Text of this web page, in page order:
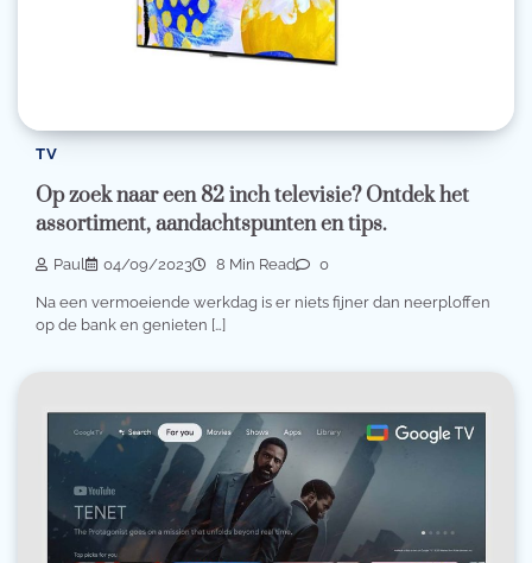
TV
Op zoek naar een 82 inch televisie? Ontdek het
assortiment, aandachtspunten en tips.
Paul 04/09/2023 8 Min Read 0
Na een vermoeiende werkdag is er niets fijner dan neerploffen
op de bank en genieten […]